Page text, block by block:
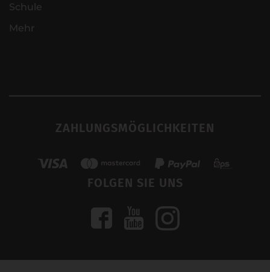
Schule
Mehr
ZAHLUNGSMÖGLICHKEITEN
FOLGEN SIE UNS